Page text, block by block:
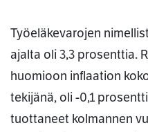
Työeläkevarojen
ajalta oli 3,3 prosenttia.
huomioon inflaation
tekijänä, oli -0,1
tuottaneet kolmannen